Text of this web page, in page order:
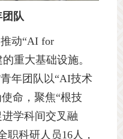
队
动“AI for
重大基础设施。
青年团队以“AI技术
命，聚焦“根技
学科间交叉融
职科研人员16人，